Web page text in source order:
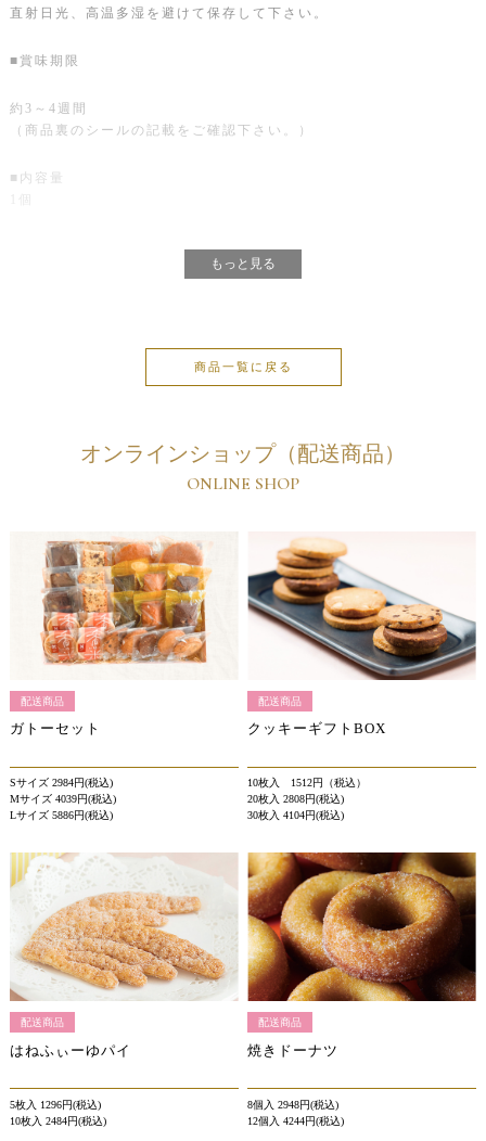
直射日光、高温多湿を避けて保存して下さい。
■賞味期限
約3～4週間
（商品裏のシールの記載をご確認下さい。）
■内容量
もっと見る
商品一覧に戻る
オンラインショップ（配送商品）
ONLINE SHOP
配送商品
ガトーセット
Sサイズ 2984円(税込)
Mサイズ 4039円(税込)
Lサイズ 5886円(税込)
配送商品
クッキーギフトBOX
10枚入 1512円（税込）
20枚入 2808円(税込)
30枚入 4104円(税込)
配送商品
はねふぃーゆパイ
5枚入 1296円(税込)
10枚入 2484円(税込)
配送商品
焼きドーナツ
8個入 2948円(税込)
12個入 4244円(税込)